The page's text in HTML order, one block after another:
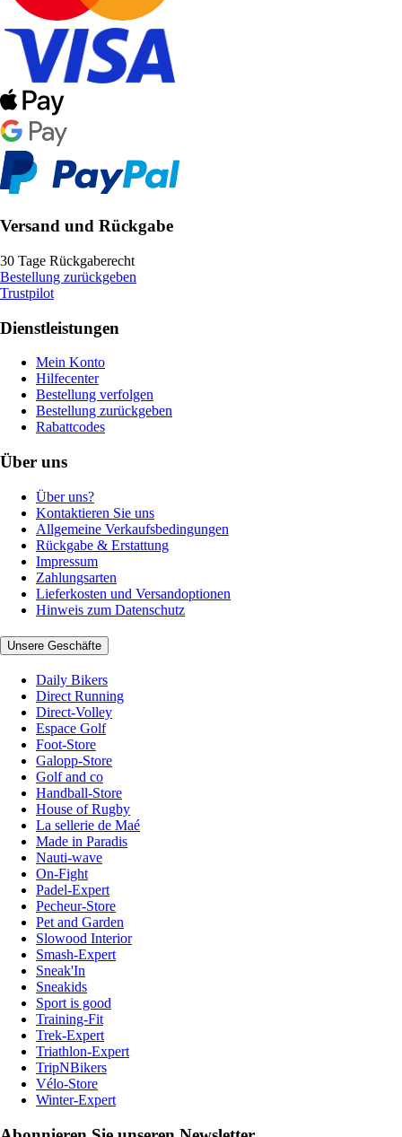
Versand und Rückgabe
30 Tage Rückgaberecht
Bestellung zurückgeben
Trustpilot
Dienstleistungen
Mein Konto
Hilfecenter
Bestellung verfolgen
Bestellung zurückgeben
Rabattcodes
Über uns
Über uns?
Kontaktieren Sie uns
Allgemeine Verkaufsbedingungen
Rückgabe & Erstattung
Impressum
Zahlungsarten
Lieferkosten und Versandoptionen
Hinweis zum Datenschutz
Unsere Geschäfte
Daily Bikers
Direct Running
Direct-Volley
Espace Golf
Foot-Store
Galopp-Store
Golf and co
Handball-Store
House of Rugby
La sellerie de Maé
Made in Paradis
Nauti-wave
On-Fight
Padel-Expert
Pecheur-Store
Pet and Garden
Slowood Interior
Smash-Expert
Sneak'In
Sneakids
Sport is good
Training-Fit
Trek-Expert
Triathlon-Expert
TripNBikers
Vélo-Store
Winter-Expert